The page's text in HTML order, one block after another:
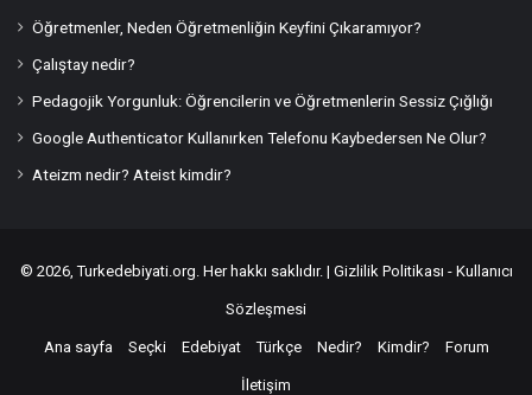
Öğretmenler, Neden Öğretmenliğin Keyfini Çıkaramıyor?
Çalıştay nedir?
Pedagojik Yorgunluk: Öğrencilerin ve Öğretmenlerin Sessiz Çığlığı
Google Authenticator Kullanırken Telefonu Kaybedersen Ne Olur?
Ateizm nedir? Ateist kimdir?
© 2026,Turkedebiyati.org. Her hakkı saklıdır. | Gizlilik Politikası - Kullanıcı
Sözleşmesi
Ana sayfa Seçki Edebiyat Türkçe Nedir? Kimdir? Forum
İletişim